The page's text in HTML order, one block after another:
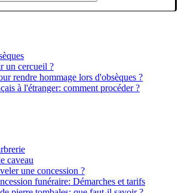
un cercueil ?
rendre hommage lors d'obsèques ?
à l'étranger: comment procéder ?
caveau
une concession ?
funéraire: Démarches et tarifs